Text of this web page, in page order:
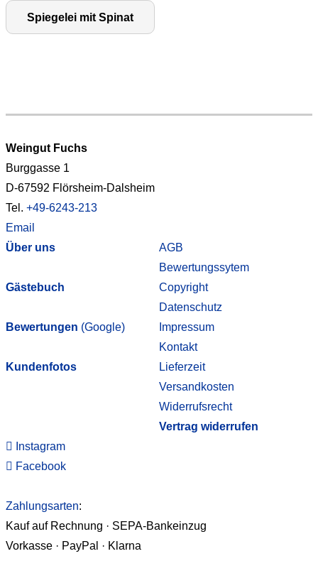
Spiegelei mit Spinat
Weingut Fuchs
Burggasse 1
D-67592 Flörsheim-Dalsheim
Tel. +49-6243-213
Email
Über uns
Gästebuch
Bewertungen (Google)
Kundenfotos
AGB
Bewertungssytem
Copyright
Datenschutz
Impressum
Kontakt
Lieferzeit
Versandkosten
Widerrufsrecht
Vertrag widerrufen
Instagram
Facebook
Zahlungsarten:
Kauf auf Rechnung · SEPA-Bankeinzug
Vorkasse · PayPal · Klarna